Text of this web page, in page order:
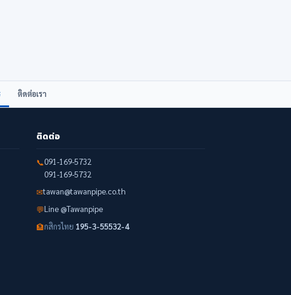
ติดต่อเรา
ติดต่อ
📞091-169-5732
091-169-5732
✉tawan@tawanpipe.co.th
💬Line @Tawanpipe
🏦กสิกรไทย 195-3-55532-4